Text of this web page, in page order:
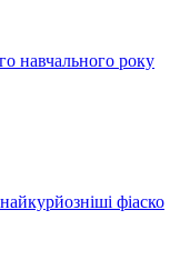
навчального року
фіаско